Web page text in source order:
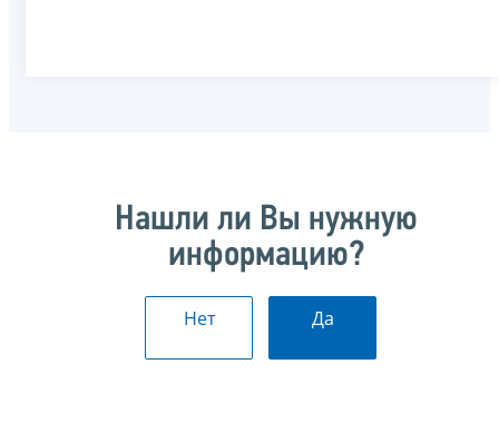
Нашли ли Вы нужную
информацию?
Нет Да